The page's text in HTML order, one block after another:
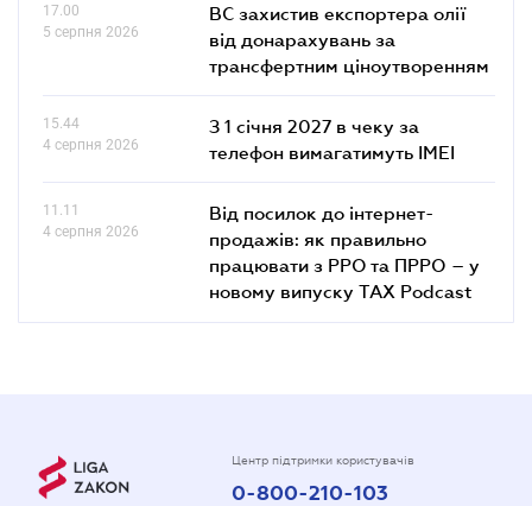
17.00
5 серпня 2026
ВС захистив експортера олії
від донарахувань за
трансфертним ціноутворенням
15.44
4 серпня 2026
З 1 січня 2027 в чеку за
телефон вимагатимуть IMEI
11.11
4 серпня 2026
Від посилок до інтернет-
продажів: як правильно
працювати з РРО та ПРРО – у
новому випуску TAX Podcast
Центр підтримки користувачів
0-800-210-103